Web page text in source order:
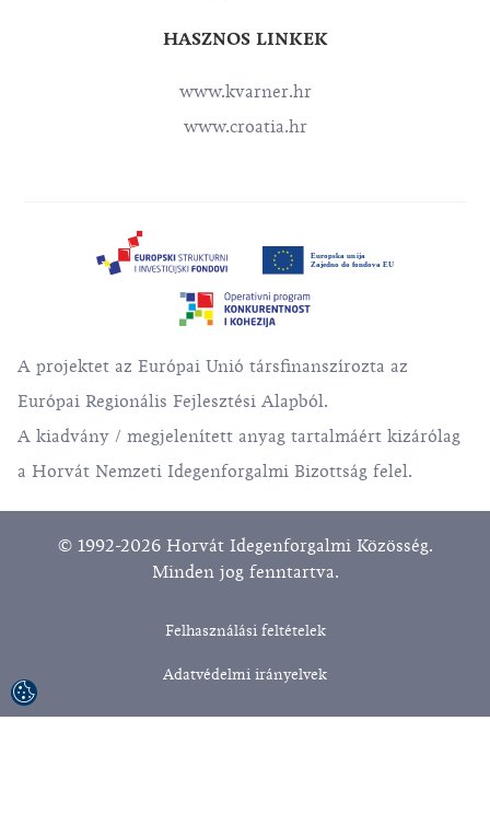
HASZNOS LINKEK
www.kvarner.hr
www.croatia.hr
A projektet az Európai Unió társfinanszírozta az
Európai Regionális Fejlesztési Alapból.
A kiadvány / megjelenített anyag tartalmáért kizárólag
a Horvát Nemzeti Idegenforgalmi Bizottság felel.
© 1992-2026 Horvát Idegenforgalmi Közösség.
Minden jog fenntartva.
Felhasználási feltételek
Adatvédelmi irányelvek